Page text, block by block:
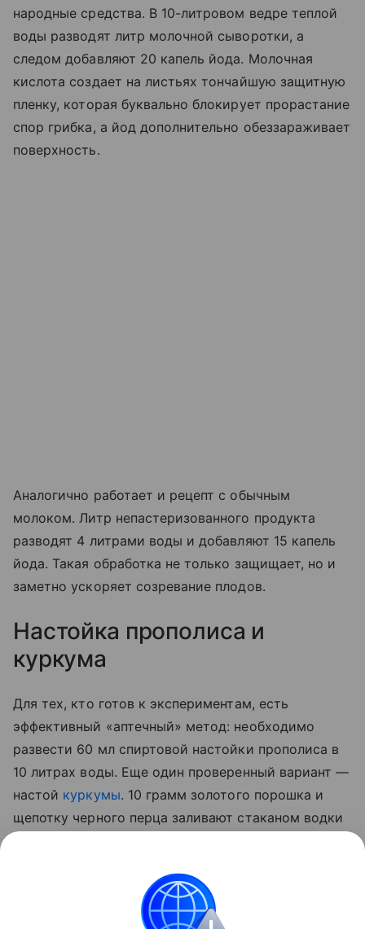
народные средства. В 10-литровом ведре теплой
воды разводят литр молочной сыворотки, а
следом добавляют 20 капель йода. Молочная
кислота создает на листьях тончайшую защитную
пленку, которая буквально блокирует прорастание
спор грибка, а йод дополнительно обеззараживает
поверхность.
Аналогично работает и рецепт с обычным
молоком. Литр непастеризованного продукта
разводят 4 литрами воды и добавляют 15 капель
йода. Такая обработка не только защищает, но и
заметно ускоряет созревание плодов.
Настойка прополиса и
куркума
Для тех, кто готов к экспериментам, есть
эффективный «аптечный» метод: необходимо
развести 60 мл спиртовой настойки прополиса в
10 литрах воды. Еще один проверенный вариант —
настой куркумы. 10 грамм золотого порошка и
щепотку черного перца заливают стаканом водки
опрыскивают стебли, а также листья с верхней и